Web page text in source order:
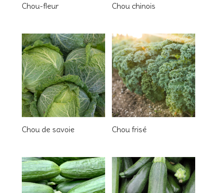
Chou-fleur Chou chinois
Chou de savoie Chou frisé